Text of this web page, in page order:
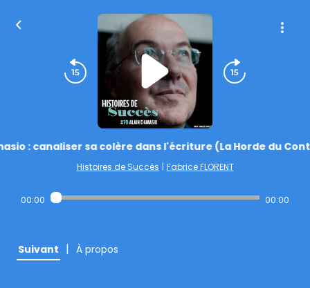
: canaliser sa colère dans l'écriture (La Horde du
Histoires de Succès | Fabrice FLORENT
00:00 00:00
Suivant | À propos